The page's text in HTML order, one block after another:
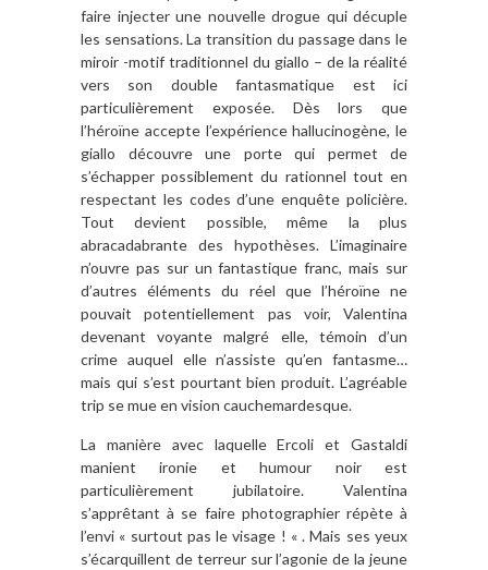
faire injecter une nouvelle drogue qui décuple
les sensations. La transition du passage dans le
miroir -motif traditionnel du giallo – de la réalité
vers son double fantasmatique est ici
particulièrement exposée. Dès lors que
l’héroïne accepte l’expérience hallucinogène, le
giallo découvre une porte qui permet de
s’échapper possiblement du rationnel tout en
respectant les codes d’une enquête policière.
Tout devient possible, même la plus
abracadabrante des hypothèses. L’imaginaire
n’ouvre pas sur un fantastique franc, mais sur
d’autres éléments du réel que l’héroïne ne
pouvait potentiellement pas voir, Valentina
devenant voyante malgré elle, témoin d’un
crime auquel elle n’assiste qu’en fantasme…
mais qui s’est pourtant bien produit. L’agréable
trip se mue en vision cauchemardesque.
La manière avec laquelle Ercoli et Gastaldi
manient ironie et humour noir est
particulièrement jubilatoire. Valentina
s’apprêtant à se faire photographier répète à
l’envi « surtout pas le visage ! « . Mais ses yeux
s’écarquillent de terreur sur l’agonie de la jeune